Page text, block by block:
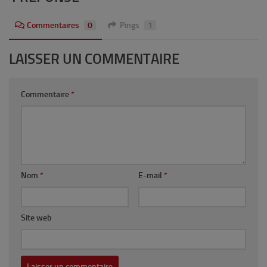
Commentaires 0 Pings 1
LAISSER UN COMMENTAIRE
Commentaire *
Nom * E-mail *
Site web